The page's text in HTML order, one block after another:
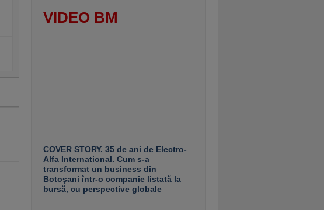
VIDEO BM
COVER STORY. 35 de ani de Electro-
Alfa International. Cum s-a
transformat un business din
Botoşani într-o companie listată la
bursă, cu perspective globale